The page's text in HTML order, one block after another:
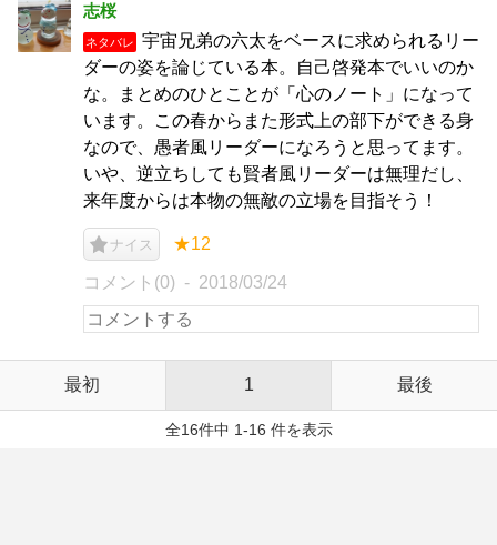
志桜
ネタバレ
宇宙兄弟の六太をベースに求められるリー
ダーの姿を論じている本。自己啓発本でいいのか
な。まとめのひとことが「心のノート」になって
います。この春からまた形式上の部下ができる身
なので、愚者風リーダーになろうと思ってます。
いや、逆立ちしても賢者風リーダーは無理だし、
来年度からは本物の無敵の立場を目指そう！
ナイス ★12
コメント(0) 2018/03/24
最初 1 最後
全16件中 1-16 件を表示